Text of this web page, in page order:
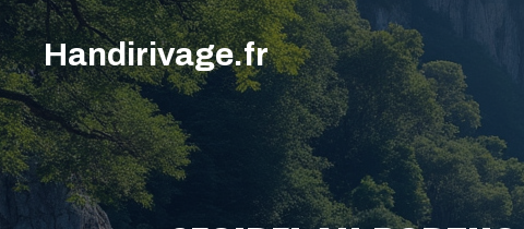
Aller
au
contenu
Handirivage.fr